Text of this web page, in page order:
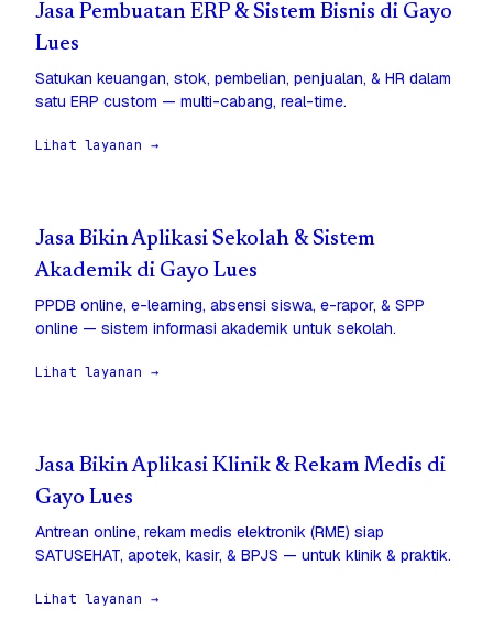
Jasa Pembuatan ERP & Sistem Bisnis di Gayo
Lues
Satukan keuangan, stok, pembelian, penjualan, & HR dalam
satu ERP custom — multi-cabang, real-time.
Lihat layanan →
Jasa Bikin Aplikasi Sekolah & Sistem
Akademik di Gayo Lues
PPDB online, e-learning, absensi siswa, e-rapor, & SPP
online — sistem informasi akademik untuk sekolah.
Lihat layanan →
Jasa Bikin Aplikasi Klinik & Rekam Medis di
Gayo Lues
Antrean online, rekam medis elektronik (RME) siap
SATUSEHAT, apotek, kasir, & BPJS — untuk klinik & praktik.
Lihat layanan →